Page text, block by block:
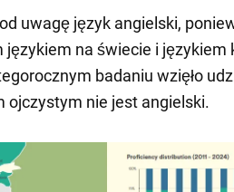
uwagę język angielski,
językiem na świecie i językiem
badaniu wzięło
ojczystym nie jest angielski.